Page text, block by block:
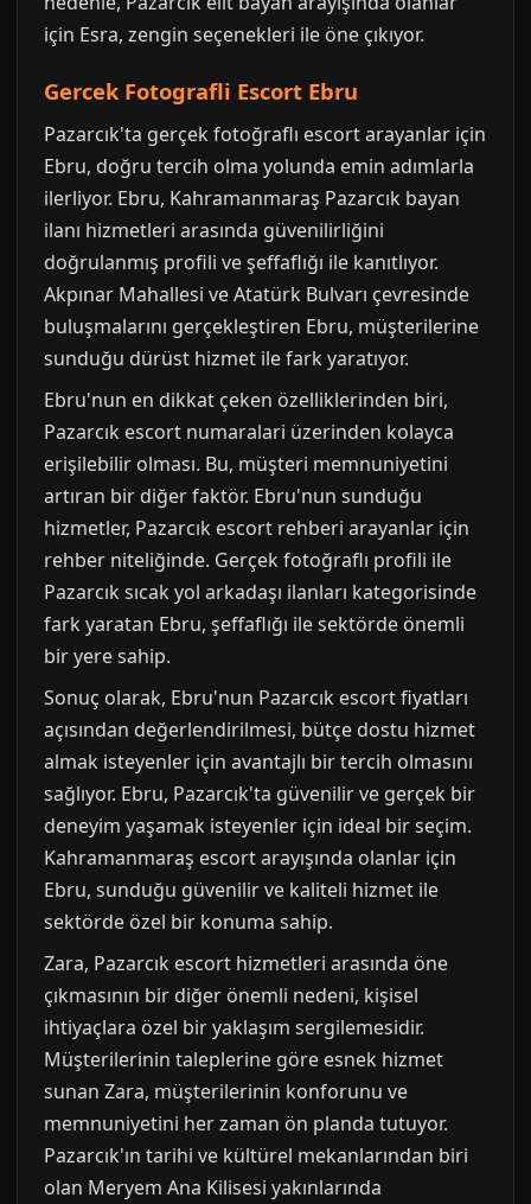
için Esra, zengin seçenekleri ile öne çıkıyor.
Gercek Fotografli Escort Ebru
Pazarcık'ta gerçek fotoğraflı escort arayanlar için
Ebru, doğru tercih olma yolunda emin adımlarla
ilerliyor. Ebru, Kahramanmaraş Pazarcık bayan
ilanı hizmetleri arasında güvenilirliğini
doğrulanmış profili ve şeffaflığı ile kanıtlıyor.
Akpınar Mahallesi ve Atatürk Bulvarı çevresinde
buluşmalarını gerçekleştiren Ebru, müşterilerine
sunduğu dürüst hizmet ile fark yaratıyor.
Ebru'nun en dikkat çeken özelliklerinden biri,
Pazarcık escort numaralari üzerinden kolayca
erişilebilir olması. Bu, müşteri memnuniyetini
artıran bir diğer faktör. Ebru'nun sunduğu
hizmetler, Pazarcık escort rehberi arayanlar için
rehber niteliğinde. Gerçek fotoğraflı profili ile
Pazarcık sıcak yol arkadaşı ilanları kategorisinde
fark yaratan Ebru, şeffaflığı ile sektörde önemli
bir yere sahip.
Sonuç olarak, Ebru'nun Pazarcık escort fiyatları
açısından değerlendirilmesi, bütçe dostu hizmet
almak isteyenler için avantajlı bir tercih olmasını
sağlıyor. Ebru, Pazarcık'ta güvenilir ve gerçek bir
deneyim yaşamak isteyenler için ideal bir seçim.
Kahramanmaraş escort arayışında olanlar için
Ebru, sunduğu güvenilir ve kaliteli hizmet ile
sektörde özel bir konuma sahip.
Zara, Pazarcık escort hizmetleri arasında öne
çıkmasının bir diğer önemli nedeni, kişisel
ihtiyaçlara özel bir yaklaşım sergilemesidir.
Müşterilerinin taleplerine göre esnek hizmet
sunan Zara, müşterilerinin konforunu ve
memnuniyetini her zaman ön planda tutuyor.
Pazarcık'ın tarihi ve kültürel mekanlarından biri
olan Meryem Ana Kilisesi yakınlarında